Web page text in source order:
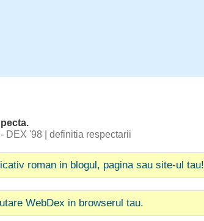
.
DEX '98
definitia respectarii
roman in blogul, pagina sau site-ul tau!
WebDex in browserul tau.